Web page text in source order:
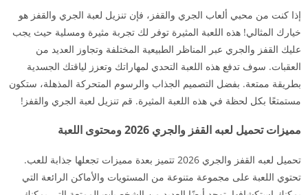
إذا كنت من محبي ألعاب الجري والقفز، فإن تنزيل لعبة الجري والقفز هو
خيارك المثالي! هذه اللعبة المثيرة توفر لك تجربة مثيرة ومسلية حيث يجب
عليك القفز والجري عبر المناظر الطبيعية المختلفة وتجاوز العديد من
العقبات. سوف تدفع هذه اللعبة التحدي لمهاراتك وتعزز لياقتك الجسدية
بطريقة ممتعة. بفضل التصميم الجذاب والرسوم المتحركة المذهلة، ستكون
مستمتعًا بكل لحظة في هذه اللعبة المثيرة. قم تنزيل لعبة الجري والقفز!
مميزات تحميل لعبه القفز والجري 2026 ومحتوى اللعبة
تحميل لعبه القفز والجري 2026 تتميز بعدة مميزات تجعلها جذابة للعب.
تحتوي اللعبة على مجموعة متنوعة من المستويات والأماكن الرائعة التي